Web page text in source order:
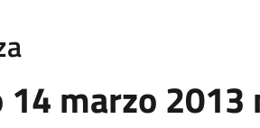
marzo 2013